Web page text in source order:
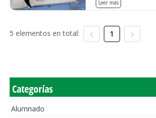
Leer más
5 elementos en total: 1
Categorías
Alumnado